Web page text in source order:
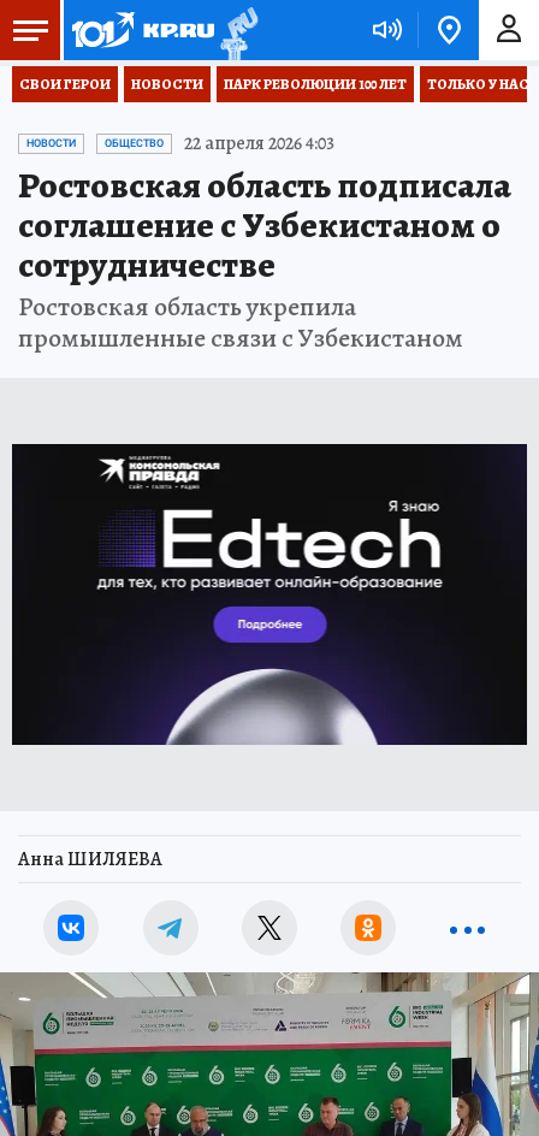
СВОИ ГЕРОИ НОВОСТИ ПАРК РЕВОЛЮЦИИ 100 ЛЕТ ТОЛЬКО У НАС
НОВОСТИ ОБЩЕСТВО 22 апреля 2026 4:03
Ростовская область подписала
соглашение с Узбекистаном о
сотрудничестве
Ростовская область укрепила
промышленные связи с Узбекистаном
Анна ШИЛЯЕВА